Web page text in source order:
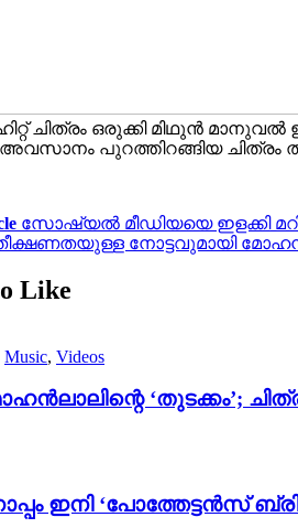
ചിത്രം ഒരുക്കി മിഥുൻ
അവസാനം പുറത്തിറങ്ങിയ
സോഷ്യൽ മീഡിയയെ ഇളക്കി
നോട്ടവുമായി
Like
Music, Videos
‘തുടക്കം’;
ഇനി ‘പോത്തേട്ടൻസ്